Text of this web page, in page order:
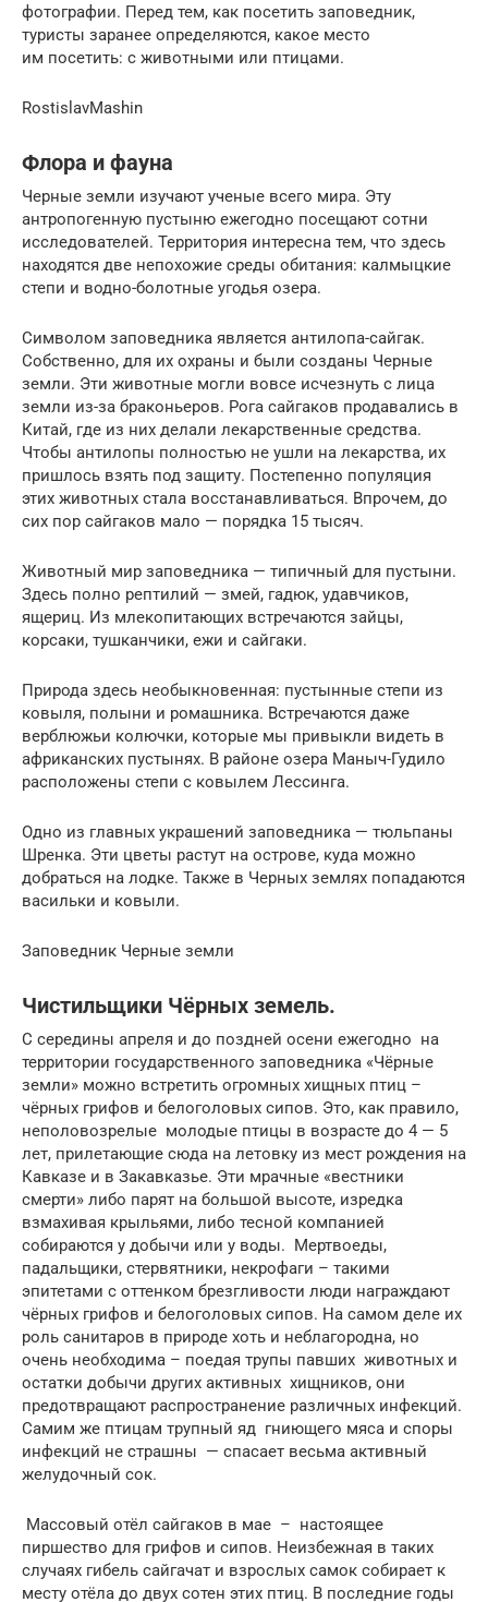
фотографии. Перед тем, как посетить заповедник,
туристы заранее определяются, какое место
им посетить: с животными или птицами.
RostislavMashin
Флора и фауна
Черные земли изучают ученые всего мира. Эту
антропогенную пустыню ежегодно посещают сотни
исследователей. Территория интересна тем, что здесь
находятся две непохожие среды обитания: калмыцкие
степи и водно-болотные угодья озера.
Символом заповедника является антилопа-сайгак.
Собственно, для их охраны и были созданы Черные
земли. Эти животные могли вовсе исчезнуть с лица
земли из-за браконьеров. Рога сайгаков продавались в
Китай, где из них делали лекарственные средства.
Чтобы антилопы полностью не ушли на лекарства, их
пришлось взять под защиту. Постепенно популяция
этих животных стала восстанавливаться. Впрочем, до
сих пор сайгаков мало — порядка 15 тысяч.
Животный мир заповедника — типичный для пустыни.
Здесь полно рептилий — змей, гадюк, удавчиков,
ящериц. Из млекопитающих встречаются зайцы,
корсаки, тушканчики, ежи и сайгаки.
Природа здесь необыкновенная: пустынные степи из
ковыля, полыни и ромашника. Встречаются даже
верблюжьи колючки, которые мы привыкли видеть в
африканских пустынях. В районе озера Маныч-Гудило
расположены степи с ковылем Лессинга.
Одно из главных украшений заповедника — тюльпаны
Шренка. Эти цветы растут на острове, куда можно
добраться на лодке. Также в Черных землях попадаются
васильки и ковыли.
Заповедник Черные земли
Чистильщики Чёрных земель.
С середины апреля и до поздней осени ежегодно на
территории государственного заповедника «Чёрные
земли» можно встретить огромных хищных птиц –
чёрных грифов и белоголовых сипов. Это, как правило,
неполовозрелые молодые птицы в возрасте до 4 — 5
лет, прилетающие сюда на летовку из мест рождения на
Кавказе и в Закавказье. Эти мрачные «вестники
смерти» либо парят на большой высоте, изредка
взмахивая крыльями, либо тесной компанией
собираются у добычи или у воды. Мертвоеды,
падальщики, стервятники, некрофаги – такими
эпитетами с оттенком брезгливости люди награждают
чёрных грифов и белоголовых сипов. На самом деле их
роль санитаров в природе хоть и неблагородна, но
очень необходима – поедая трупы павших животных и
остатки добычи других активных хищников, они
предотвращают распространение различных инфекций.
Самим же птицам трупный яд гниющего мяса и споры
инфекций не страшны — спасает весьма активный
желудочный сок.
Массовый отёл сайгаков в мае – настоящее
пиршество для грифов и сипов. Неизбежная в таких
случаях гибель сайгачат и взрослых самок собирает к
месту отёла до двух сотен этих птиц. В последние годы